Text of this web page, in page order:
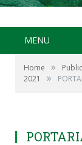
MENU
Home »
2021
»